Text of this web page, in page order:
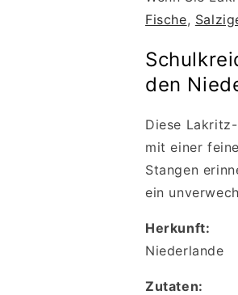
Fische,
den
Diese
mit einer
Stangen
ein
Herkunft:
Niederlande
Zutaten: